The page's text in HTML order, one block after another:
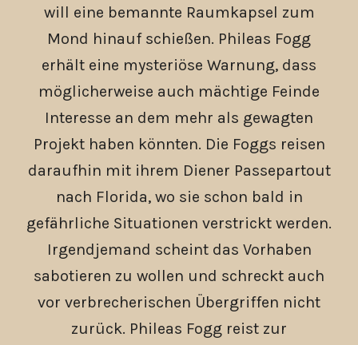
will eine bemannte Raumkapsel zum
Mond hinauf schießen. Phileas Fogg
erhält eine mysteriöse Warnung, dass
möglicherweise auch mächtige Feinde
Interesse an dem mehr als gewagten
Projekt haben könnten. Die Foggs reisen
daraufhin mit ihrem Diener Passepartout
nach Florida, wo sie schon bald in
gefährliche Situationen verstrickt werden.
Irgendjemand scheint das Vorhaben
sabotieren zu wollen und schreckt auch
vor verbrecherischen Übergriffen nicht
zurück. Phileas Fogg reist zur